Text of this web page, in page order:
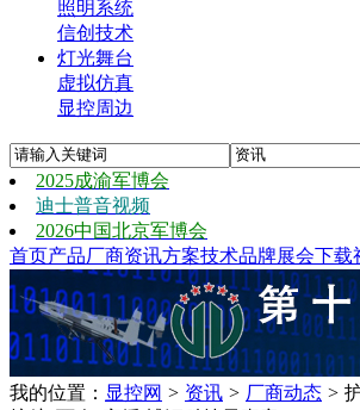
照明系统
信创技术
灯光舞台
虚拟仿真
显控周边
2025成渝军博会
迪士普音视频
2026中国北京军博会
首页产品厂商资讯方案技术品牌展会下载
我的位置： 显控网 > 资讯 > 厂商动态 >